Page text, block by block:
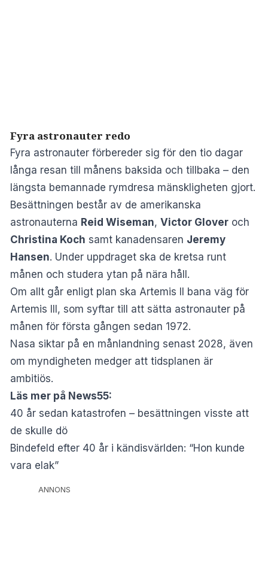
Fyra astronauter redo
Fyra astronauter förbereder sig för den tio dagar
långa resan till månens baksida och tillbaka – den
längsta bemannade rymdresa mänskligheten gjort.
Besättningen består av de amerikanska
astronauterna Reid Wiseman, Victor Glover och
Christina Koch samt kanadensaren Jeremy
Hansen. Under uppdraget ska de kretsa runt
månen och studera ytan på nära håll.
Om allt går enligt plan ska Artemis II bana väg för
Artemis III, som syftar till att sätta astronauter på
månen för första gången sedan 1972.
Nasa siktar på en månlandning senast 2028, även
om myndigheten medger att tidsplanen är
ambitiös.
Läs mer på News55:
40 år sedan katastrofen – besättningen visste att
de skulle dö
Bindefeld efter 40 år i kändisvärlden: “Hon kunde
vara elak”
ANNONS